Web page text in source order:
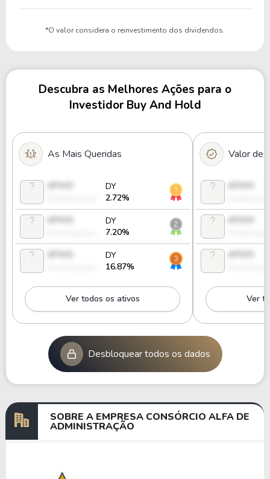
*O valor considera o reinvestimento dos dividendos.
Descubra as Melhores Ações para o
Investidor Buy And Hold
As Mais Queridas
DY
2.72%
DY
7.20%
DY
16.87%
Ver todos os ativos
Valor de
Ver
Desbloquear todos os dados
SOBRE A EMPRESA CONSÓRCIO ALFA DE
ADMINISTRAÇÃO